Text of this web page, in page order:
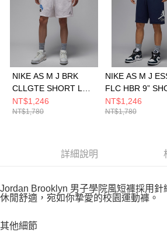
時審查核予不同之上限額度；若仍有額度不足之
請求用戶進行身份認證。
５．嚴禁一人註冊多個帳號或使用他人資訊註冊
恩沛科技股份有限公司將有權停止該用戶之使用
NIKE AS M J BRK
CLLGTE SHORT LB
男 短褲 HV0096051
NT$1,246
NT$1,780
NIKE AS M J
FLC HBR 9”
LB 男 短褲
FV7310410
NT$1,246
NT$1,780
詳細說明
Jordan Brooklyn 男子學院風短褲採用針
休閒舒適，宛如你摯愛的校園運動褲。
其他細節